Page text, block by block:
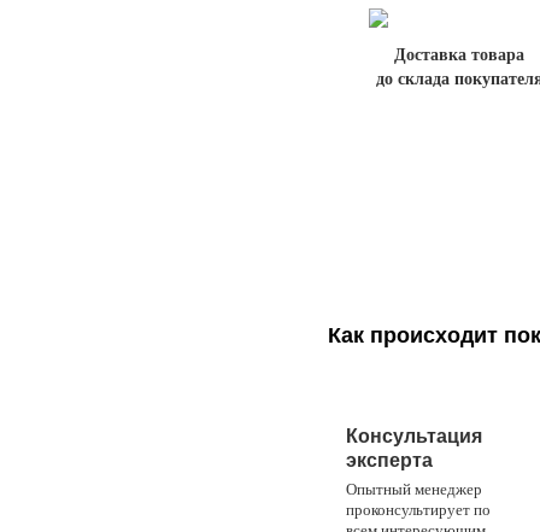
Доставка товара
до склада
Как происходит
Консультация
эксперта
Опытный менеджер
проконсультирует по